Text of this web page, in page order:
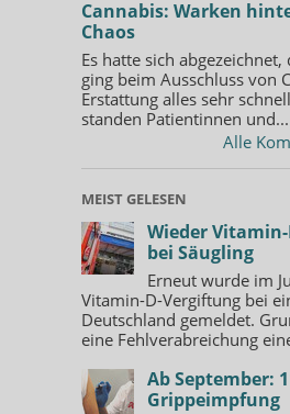
Cannabis: Warken
Chaos
Es hatte sich abgezeichnet,
ging beim Ausschluss von
Erstattung alles sehr
standen Patientinnen und...
Alle
MEIST GELESEN
Wieder
bei Säugling
Erneut wurde im
Vitamin-D-Vergiftung bei
Deutschland gemeldet.
eine Fehlverabreichung
Ab September:
Grippeimpfung